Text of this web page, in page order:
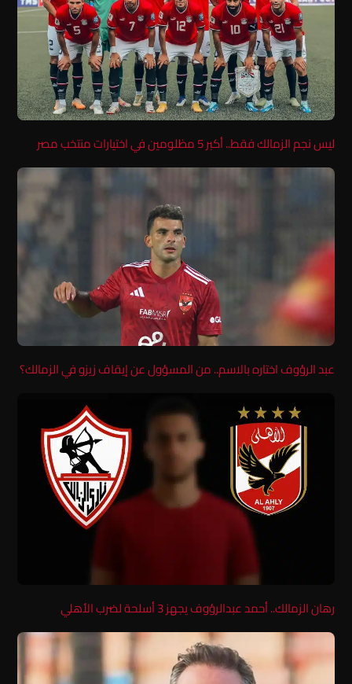
ليس نجم الزمالك فقط.. أكبر 5 مظلومين في اختيارات منتخب مصر
عبد الرؤوف اختاره بالاسم.. من المسؤول عن إيقاف زيزو في الزمالك؟
رهان الزمالك.. أحمد عبدالرؤوف يجهز 3 أسلحة لضرب الأهلي